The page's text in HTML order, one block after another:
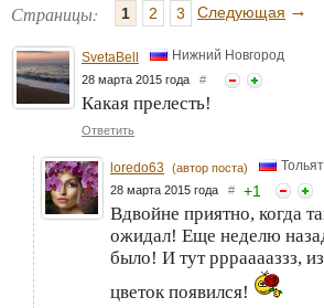
Страницы: 1 2 3 Следующая →
SvetaBell Нижний Новгород
28 марта 2015 года #
Какая прелесть!
Ответить
loredo63 (автор поста)
28 марта 2015 года # +1
Вдвойне приятно, когда
ожидал! Еще неделю
было! И тут рррааааззз,
цветок появился!